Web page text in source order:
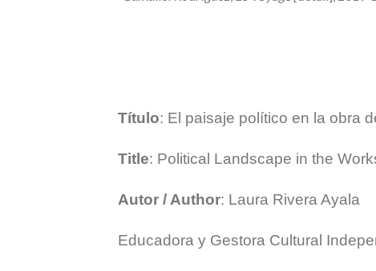
Título: El paisaje político en la obra
Title: Political Landscape in the
Autor / Author: Laura Rivera Ayala
Educadora y Gestora Cultural